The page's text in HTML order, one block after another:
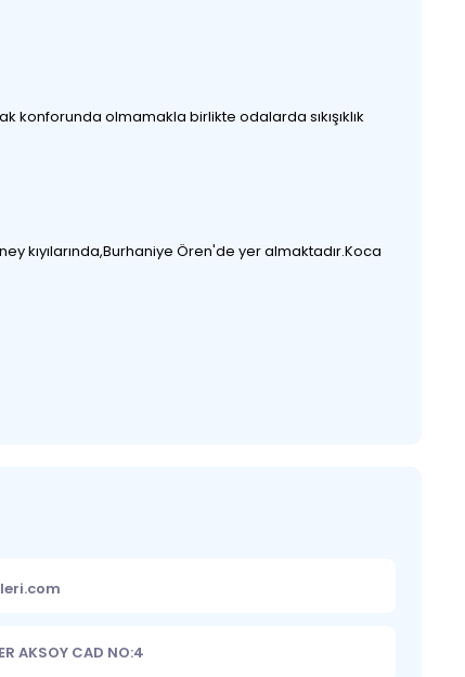
olmamakla birlikte odalarda sıkışıklık
kıyılarında,Burhaniye Ören'de yer almaktadır.Koca
AKSOY CAD NO:4